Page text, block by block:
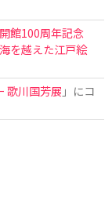
館100周年記念
を越えた江戸絵
歌川国芳展 」にコ